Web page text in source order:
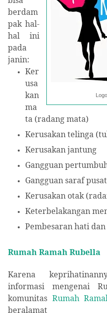
berdam
pak hal-
hal ini
pada
janin:
Ker
usa
kan
ma
ta (radang mata)
Kerusakan telinga
Kerusakan jantung
Gangguan
Gangguan saraf pusat
Kerusakan otak
Keterbelakangan
Pembesaran hati
Rumah Ramah Rubella
Karena
informasi mengenai
komunitas Rumah
beralamat